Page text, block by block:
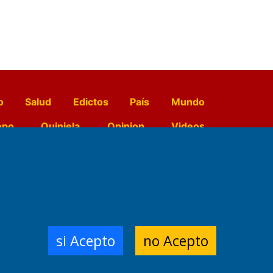
Salud Edictos País
Mundo
Quiniela Opinion
Videos
Impresora:
si Acepto no Acepto